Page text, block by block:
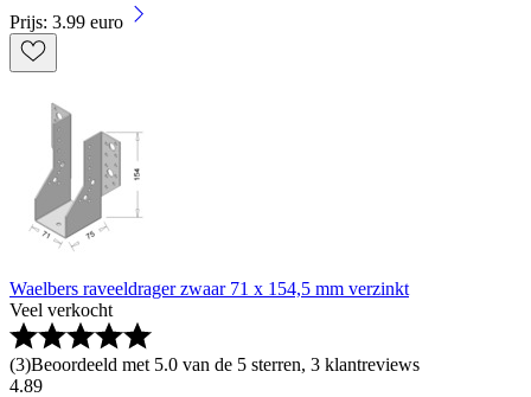
Prijs: 3.99 euro
Waelbers raveeldrager zwaar 71 x 154,5 mm verzinkt
Veel verkocht
(3)Beoordeeld met 5.0 van de 5 sterren, 3 klantreviews
4.89